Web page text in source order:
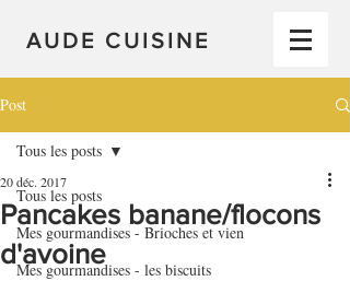
AUDE CUISINE
Post
Tous les posts
Mes gourmandises - Brioches et vien
Mes gourmandises - les biscuits
Tous les posts
Pancakes banane/flocons
d'avoine
20 déc. 2017